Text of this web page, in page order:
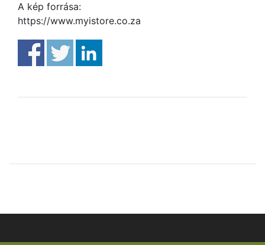
A kép forrása:
https://www.myistore.co.za